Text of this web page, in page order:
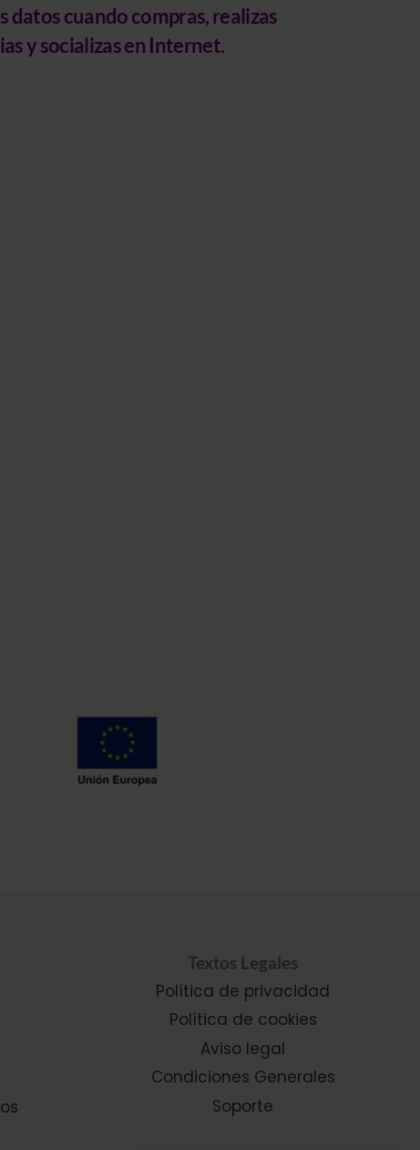
datos cuando compras, realizas
y socializas en Internet.
Textos Legales
Política de privacidad
Política de cookies
Aviso legal
Condiciones Generales
Soporte